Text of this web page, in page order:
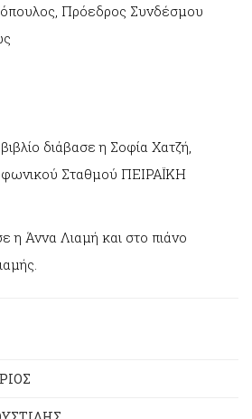
Πρόεδρος Συνδέσμου
διάβασε η Σοφία Χατζή,
Σταθμού ΠΕΙΡΑΪΚΗ
η Άννα Λιαμή και στο πιάνο